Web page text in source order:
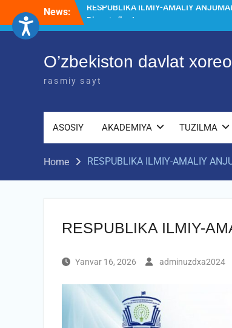
content
News:
Diqqat e’lon!
O’zbekiston davlat
rasmiy sayt
ASOSIY AKADEMIYA TUZILMA
Home RESPUBLIKA ILMIY-AMALIY
RESPUBLIKA ILMIY-
Yanvar 16, 2026 adminuzdxa2024